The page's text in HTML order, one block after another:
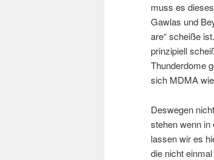
muss es
Gawlas und
are“ scheiße
prinzipiell
Thunderdome
sich MDMA
Deswegen
stehen wenn
lassen wir es
die nicht